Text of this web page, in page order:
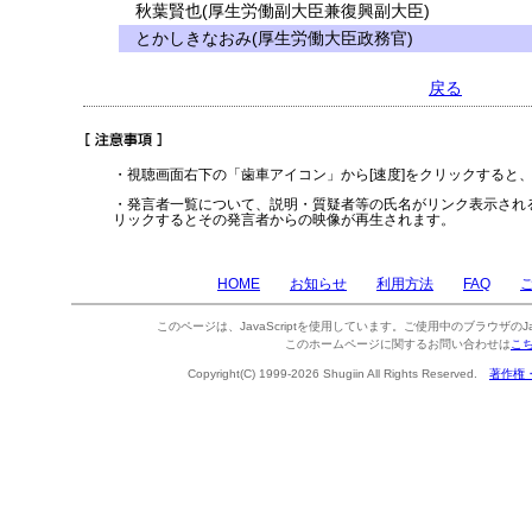
秋葉賢也(厚生労働副大臣兼復興副大臣)
とかしきなおみ(厚生労働大臣政務官)
戻る
・視聴画面右下の「歯車アイコン」から[速度]をクリックすると
・発言者一覧について、説明・質疑者等の氏名がリンク表示さ
リックするとその発言者からの映像が再生されます。
HOME お知らせ 利用方法 FAQ
このページは、JavaScriptを使用しています。ご使用中のブラウザの
このホームページに関するお問い合わせは こ
Copyright(C) 1999-2026 Shugiin All Rights Reserved. 著作権